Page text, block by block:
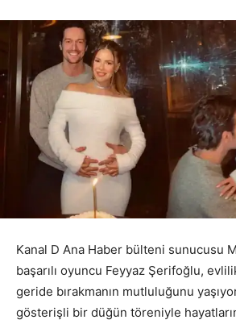
Kanal D Ana Haber bülteni sunucusu
başarılı oyuncu Feyyaz Şerifoğlu,
geride bırakmanın mutluluğunu
gösterişli bir düğün töreniyle